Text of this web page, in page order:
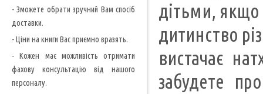
дітьми, якщо
дитинство
вистачає
забудете
- Зможете обрати зручний Вам спосіб
доставки.
- Ціни на книги Вас приємно вразять.
- Кожен має можливість отримати
фахову консультацію від нашого
персоналу.